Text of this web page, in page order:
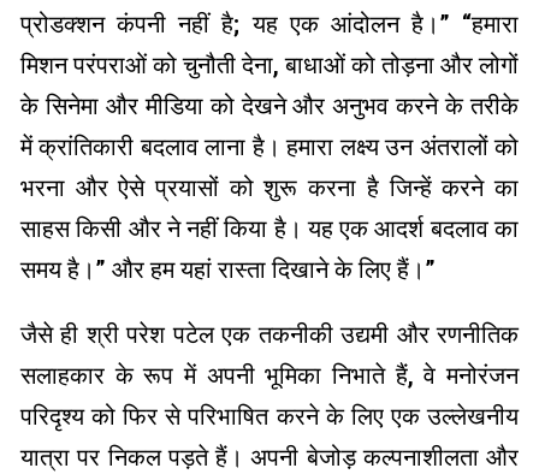
प्रोडक्शन कंपनी नहीं है; यह एक आंदोलन है।” “हमारा
मिशन परंपराओं को चुनौती देना, बाधाओं को तोड़ना और लोगों
के सिनेमा और मीडिया को देखने और अनुभव करने के तरीके
में क्रांतिकारी बदलाव लाना है। हमारा लक्ष्य उन अंतरालों को
भरना और ऐसे प्रयासों को शुरू करना है जिन्हें करने का
साहस किसी और ने नहीं किया है। यह एक आदर्श बदलाव का
समय है।” और हम यहां रास्ता दिखाने के लिए हैं।”
जैसे ही श्री परेश पटेल एक तकनीकी उद्यमी और रणनीतिक
सलाहकार के रूप में अपनी भूमिका निभाते हैं, वे मनोरंजन
परिदृश्य को फिर से परिभाषित करने के लिए एक उल्लेखनीय
यात्रा पर निकल पड़ते हैं। अपनी बेजोड़ कल्पनाशीलता और